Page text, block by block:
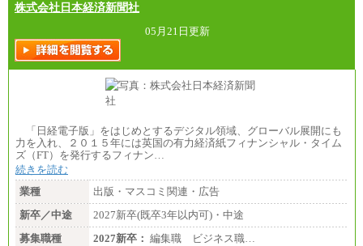
株式会社日本経済新聞社
05月21日更新
「日経電子版」をはじめとするデジタル領域、グローバル展開にも
力を入れ、２０１５年には英国の有力経済紙フィナンシャル・タイム
ズ（FT）を発行するフィナン…
続きを読む
業種
出版・マスコミ関連・広告
新卒／中途
2027新卒(既卒3年以内可)・中途
募集職種
2027新卒： 編集職 ビジネス職…